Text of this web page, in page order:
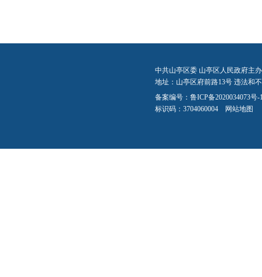
中共山亭区委 山亭区人民政府主
地址：山亭区府前路13号 违法和
备案编号： 鲁ICP备2020034073号-
标识码：3704060004 网站地图